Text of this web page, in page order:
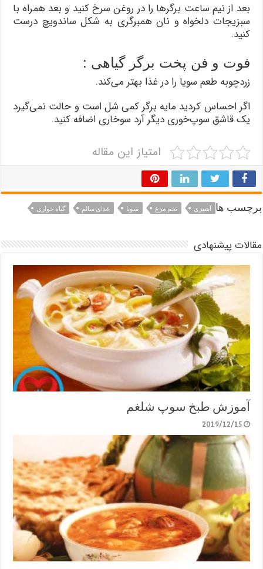
بعد از نیم ساعت برگرها را در روغن سرخ كنید و بعد همراه با
سبزیجات دلخواه و نان همبرگری به شكل ساندویچ درست
كنید.
فوت و فن پخت برگر گیاهی :
زردچوبه طعم سویا را در غذا بهتر می‌كند.
اگر احساس كردید مایه برگر كمی شل است و حالت نمی‌گیرد
یک قاشق سوپ‌خوری دیگر آرد سوخاری اضافه كنید.
امتیاز این مقاله
برچسب ها آشپزی تخم مرغ سویا غذای سالم گیاه خواری
مقالات پیشنهادی
آموزش طبخ سوپ شلغم
2019/12/15